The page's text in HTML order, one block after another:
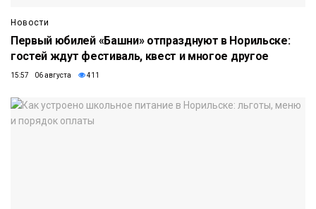
Новости
Первый юбилей «Башни» отпразднуют в Норильске:
гостей ждут фестиваль, квест и многое другое
15:57 06 августа 411